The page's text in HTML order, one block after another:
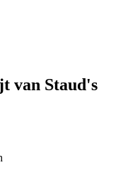
van Staud's